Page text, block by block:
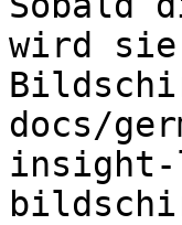
wird sie
docs/
insight-